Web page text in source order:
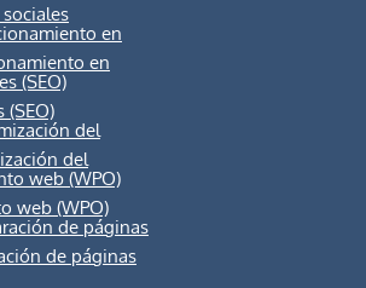
en
(SEO)
del
web (WPO)
de páginas
sociales
en
(SEO)
del
web (WPO)
de páginas